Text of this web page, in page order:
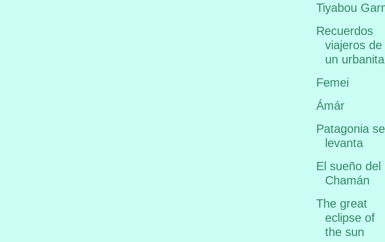
Tiyabou
Recuerdos
viajeros de
un urbanita
Femei
Ámár
Patagonia se
levanta
El sueño del
Chamán
The great
eclipse of
the sun